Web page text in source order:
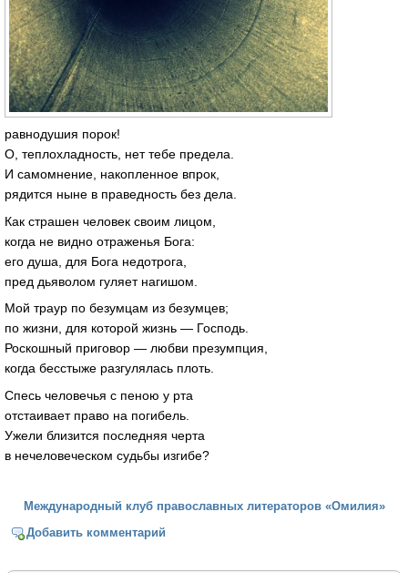
равнодушия порок!
О, теплохладность, нет тебе предела.
И самомнение, накопленное впрок,
рядится ныне в праведность без дела.
Как страшен человек своим лицом,
когда не видно отраженья Бога:
его душа, для Бога недотрога,
пред дьяволом гуляет нагишом.
Мой траур по безумцам из безумцев;
по жизни, для которой жизнь — Господь.
Роскошный приговор — любви презумпция,
когда бесстыже разгулялась плоть.
Спесь человечья с пеною у рта
отстаивает право на погибель.
Ужели близится последняя черта
в нечеловеческом судьбы изгибе?
Международный клуб православных литераторов «Омилия»
Добавить комментарий